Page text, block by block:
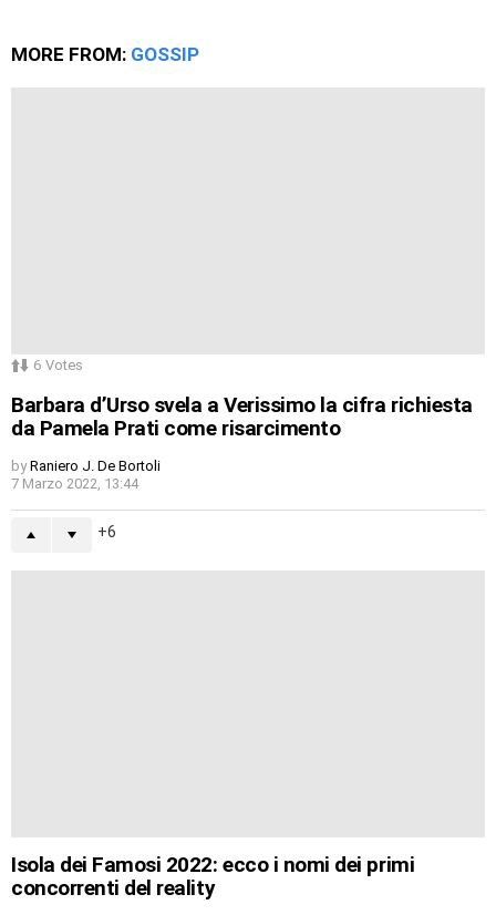
MORE FROM: GOSSIP
6 Votes
Barbara d’Urso svela a Verissimo la cifra richiesta
da Pamela Prati come risarcimento
by Raniero J. De Bortoli
7 Marzo 2022, 13:44
6
Isola dei Famosi 2022: ecco i nomi dei primi
concorrenti del reality